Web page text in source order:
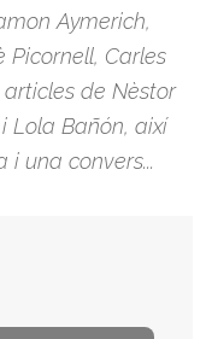
Aymerich,
Picornell, Carles
de Nèstor
Lola Bañón, així
una convers...